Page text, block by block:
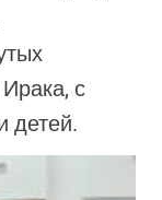
с
детей.